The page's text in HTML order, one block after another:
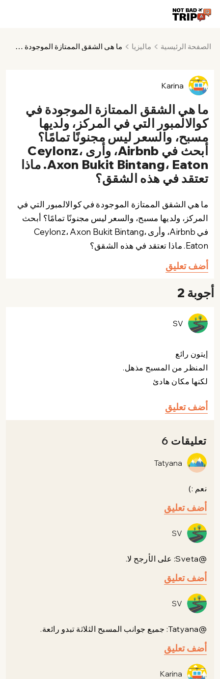
الصفحة الرئيسية ماليزيا ما هي الشقق الممتازة الموجودة في كوالالمبور التي في المركز، ولديها مسبح، والسعر ليس مجنونًا تمامًا؟ أبحث في Airbnb، وأرى Ceylonz، Axon Bukit Bintang، Eaton. ماذا تعتقد في هذه الشقق؟
Karina
ما هي الشقق الممتازة الموجودة في
كوالالمبور التي في المركز، ولديها
مسبح، والسعر ليس مجنونًا تمامًا؟
أبحث في Airbnb، وأرى Ceylonz،
Axon Bukit Bintang، Eaton. ماذا
تعتقد في هذه الشقق؟
ما هي الشقق الممتازة الموجودة في كوالالمبور التي في
المركز، ولديها مسبح، والسعر ليس مجنونًا تمامًا؟ أبحث
في Airbnb، وأرى Ceylonz، Axon Bukit Bintang،
Eaton. ماذا تعتقد في هذه الشقق؟
أضف تعليق
أجوبة 2
SV
إيتون رائع
المنظر من المسبح مذهل.
لكنها مكان هادئ
أضف تعليق
تعليقات 6
Tatyana
نعم :)
أضف تعليق
SV
@Sveta: على الأرجح لا.
أضف تعليق
SV
@Tatyana: جميع جوانب المسبح الثلاثة تبدو رائعة.
أضف تعليق
Karina